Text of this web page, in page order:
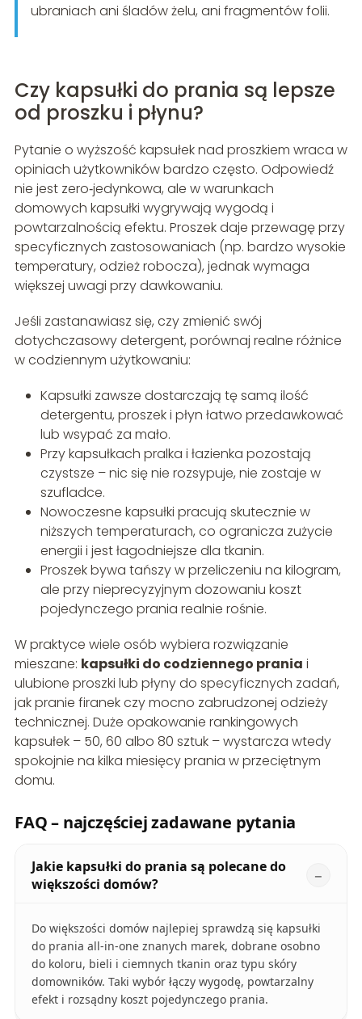
ubraniach ani śladów żelu, ani fragmentów folii.
Czy kapsułki do prania są lepsze
od proszku i płynu?
Pytanie o wyższość kapsułek nad proszkiem wraca w
opiniach użytkowników bardzo często. Odpowiedź
nie jest zero‑jedynkowa, ale w warunkach
domowych kapsułki wygrywają wygodą i
powtarzalnością efektu. Proszek daje przewagę przy
specyficznych zastosowaniach (np. bardzo wysokie
temperatury, odzież robocza), jednak wymaga
większej uwagi przy dawkowaniu.
Jeśli zastanawiasz się, czy zmienić swój
dotychczasowy detergent, porównaj realne różnice
w codziennym użytkowaniu:
Kapsułki zawsze dostarczają tę samą ilość
detergentu, proszek i płyn łatwo przedawkować
lub wsypać za mało.
Przy kapsułkach pralka i łazienka pozostają
czystsze – nic się nie rozsypuje, nie zostaje w
szufladce.
Nowoczesne kapsułki pracują skutecznie w
niższych temperaturach, co ogranicza zużycie
energii i jest łagodniejsze dla tkanin.
Proszek bywa tańszy w przeliczeniu na kilogram,
ale przy nieprecyzyjnym dozowaniu koszt
pojedynczego prania realnie rośnie.
W praktyce wiele osób wybiera rozwiązanie
mieszane: kapsułki do codziennego prania i
ulubione proszki lub płyny do specyficznych zadań,
jak pranie firanek czy mocno zabrudzonej odzieży
technicznej. Duże opakowanie rankingowych
kapsułek – 50, 60 albo 80 sztuk – wystarcza wtedy
spokojnie na kilka miesięcy prania w przeciętnym
domu.
FAQ – najczęściej zadawane pytania
Jakie kapsułki do prania są polecane do
większości domów?
Do większości domów najlepiej sprawdzą się kapsułki
do prania all‑in‑one znanych marek, dobrane osobno
do koloru, bieli i ciemnych tkanin oraz typu skóry
domowników. Taki wybór łączy wygodę, powtarzalny
efekt i rozsądny koszt pojedynczego prania.